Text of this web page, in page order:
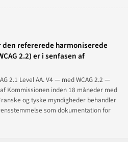
den refererede harmoniserede
2.2) er i senfasen af
2.1 Level AA. V4 — med WCAG 2.2 —
Kommissionen inden 18 måneder med
og tyske myndigheder behandler
som dokumentation for